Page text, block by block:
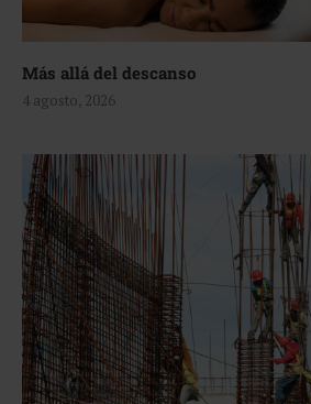
Más allá del descanso
4 agosto, 2026